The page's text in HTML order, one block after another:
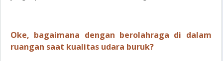
Oke, bagaimana dengan berolahraga di dalam
ruangan saat kualitas udara buruk?